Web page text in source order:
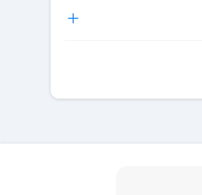
مسافران لازم است با بخش